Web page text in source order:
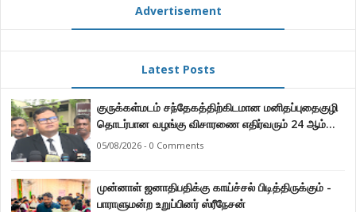
Advertisement
Latest Posts
குருக்கள்மடம் சந்தேகத்திற்கிடமான மனிதப்புதைகுழி
தொடர்பான வழங்கு விசாரணை எதிர்வரும் 24 ஆம்
திகதிக்கு தவணையிடப்பட்டுள்ளது.
05/08/2026 - 0 Comments
முன்னாள் ஜனாதிபதிக்கு காய்ச்சல் பிடித்திருக்கும் -
பாராளுமன்ற உறுப்பினர் ஸ்ரீநேசன்